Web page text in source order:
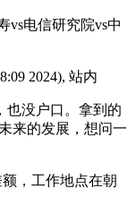
vs电信研究院vs中
2024), 站内
也没户口。拿到的
来的发展，想问一
，工作地点在朝